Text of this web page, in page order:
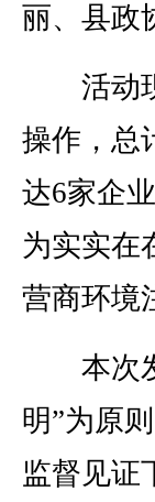
丽、县政
活动现
操作，总
达6家企
为实实在
营商环境
本次发
明”为原
监督见证